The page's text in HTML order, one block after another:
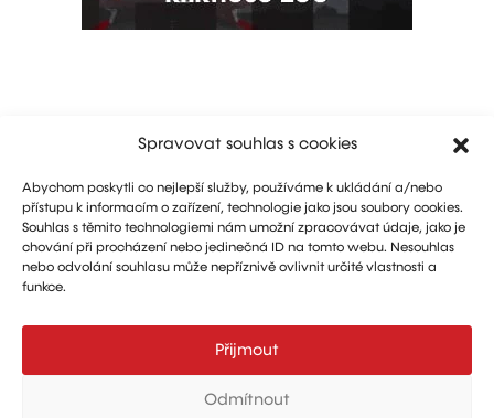
Spravovat souhlas s cookies
Abychom poskytli co nejlepší služby, používáme k ukládání a/nebo
přístupu k informacím o zařízení, technologie jako jsou soubory cookies.
Souhlas s těmito technologiemi nám umožní zpracovávat údaje, jako je
chování při procházení nebo jedinečná ID na tomto webu. Nesouhlas
nebo odvolání souhlasu může nepříznivě ovlivnit určité vlastnosti a
funkce.
Přijmout
Odmítnout
Technology and advertising: Vít Jirka
aerohangar@aerohangar.cz
aerohangar